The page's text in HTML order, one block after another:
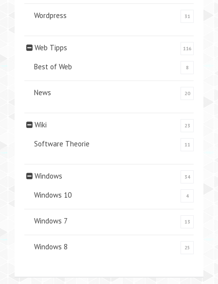
Wordpress 31
Web Tipps 116
Best of Web 8
News 20
Wiki 23
Software Theorie 11
Windows 34
Windows 10 4
Windows 7 13
Windows 8 25